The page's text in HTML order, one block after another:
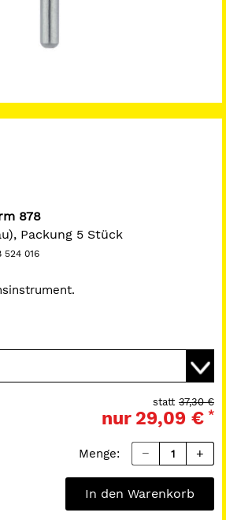
878
Packung 5 Stück
524 016
37,30 €
statt
nur 29,09 € *
Menge:
In den Warenkorb